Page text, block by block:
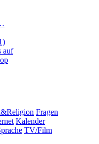
auf
Fragen
Kalender
TV/Film